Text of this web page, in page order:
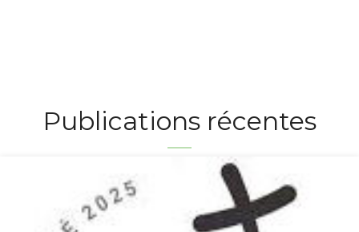
Publications récentes